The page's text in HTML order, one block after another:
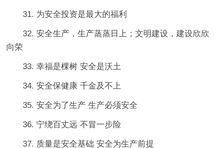
31. 为安全投资是最大的福利
32. 安全生产，生产蒸蒸日上；文明建设，建设欣欣
向荣
33. 幸福是棵树 安全是沃土
34. 安全保健康 千金及不上
35. 安全为了生产 生产必须安全
36. 宁绕百丈远 不冒一步险
37. 质量是安全基础 安全为生产前提